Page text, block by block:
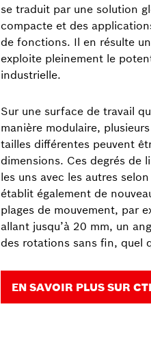
se traduit par une solution
compacte et des
de fonctions. Il en résulte
exploite pleinement le
industrielle.
Sur une surface de travail
manière modulaire,
tailles différentes peuvent
dimensions. Ces degrés de
les uns avec les autres
établit également de
plages de mouvement, par
allant jusqu’à 20 mm, un
des rotations sans fin, quel
EN SAVOIR PLUS SUR